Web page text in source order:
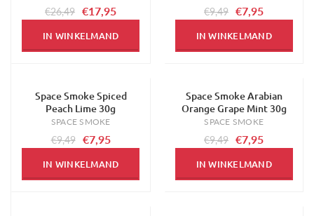
€26,49 €17,95
IN WINKELMAND
€9,49 €7,95
IN WINKELMAND
-16%Space Smoke Spiced
Peach Lime 30g
SPACE SMOKE
€9,49 €7,95
IN WINKELMAND
-16%
Space Smoke Arabian
Orange Grape Mint 30g
SPACE SMOKE
€9,49 €7,95
IN WINKELMAND